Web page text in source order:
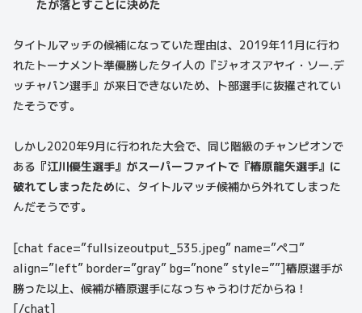
たが落とすことに決めた
タイトルマッチの候補になっていた理由は、2019年11月に行わ
れたトーナメント準優勝したタイ人の『ジャオスアヤイ・ソー.デ
ッチャパン選手』が来日できないため、卜部選手に抜擢されてい
たそうです。
しかし2020年9月に行われた大会で、同じ階級のチャンピオンで
ある 『江川優生選手』がスーパーファイトで『椿原龍矢選手』に
破れてしまったために、タイトルマッチ候補から外れてしまった
んだそうです。
[chat face=”fullsizeoutput_535.jpeg” name=”ペコ”
align=”left” border=”gray” bg=”none” style=””]椿原選手が
勝った以上、候補が椿原選手になっちゃうわけだからね！
[/chat]